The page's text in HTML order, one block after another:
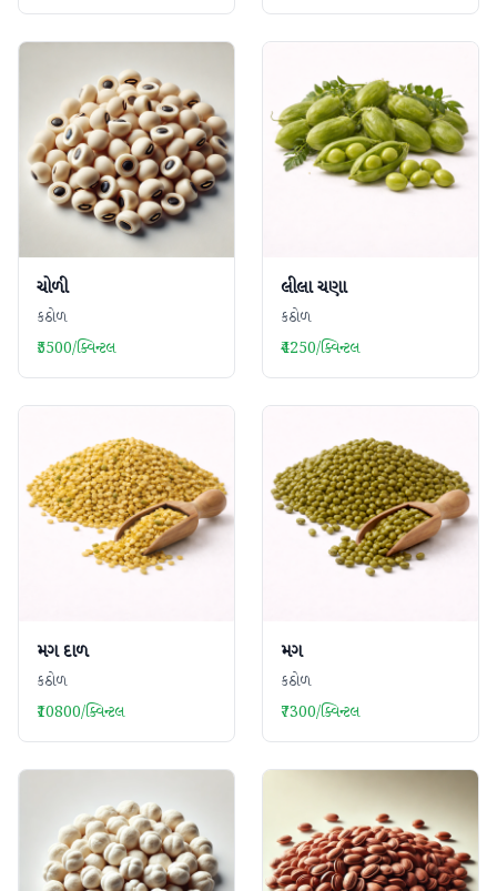
ચોળી
કઠોળ
₹5500/ક્વિન્ટલ
લીલા ચણા
કઠોળ
₹4250/ક્વિન્ટલ
મગ દાળ
કઠોળ
₹10800/ક્વિન્ટલ
મગ
કઠોળ
₹7300/ક્વિન્ટલ